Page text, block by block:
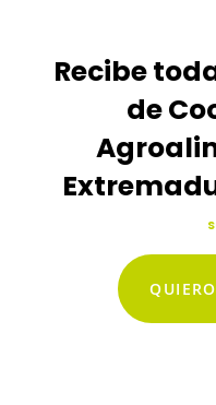
Recibe
de